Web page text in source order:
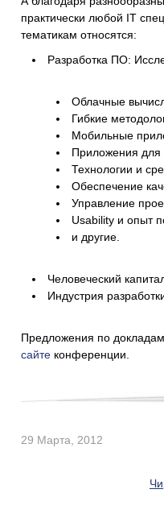
практически любой IT
тематикам относятся:
Разработка ПО:
Облачные
Гибкие
Мобильные
Приложения для
Технологии и
Обеспечение
Управление
Usability и опыт
и другие.
Человеческий
Индустрия
Предложения по
сайте конференции.
29 Марта, 2012